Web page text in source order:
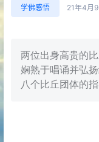
学佛感悟 21年4月9
两位出身高贵的
娴熟于唱诵并弘
八个比丘团体的